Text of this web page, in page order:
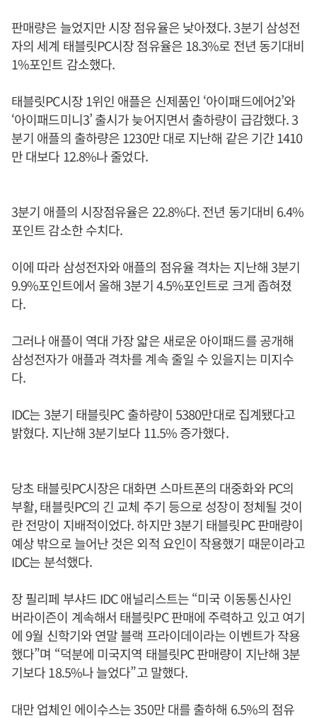
판매량은 늘었지만 시장 점유율은 낮아졌다. 3분기 삼성전
자의 세계 태블릿PC시장 점유율은 18.3%로 전년 동기대비
1%포인트 감소했다.
태블릿PC시장 1위인 애플은 신제품인 ‘아이패드에어2’와
‘아이패드미니3’ 출시가 늦어지면서 출하량이 급감했다. 3
분기 애플의 출하량은 1230만 대로 지난해 같은 기간 1410
만 대보다 12.8%나 줄었다.
3분기 애플의 시장점유율은 22.8%다. 전년 동기대비 6.4%
포인트 감소한 수치다.
이에 따라 삼성전자와 애플의 점유율 격차는 지난해 3분기
9.9%포인트에서 올해 3분기 4.5%포인트로 크게 좁혀졌
다.
그러나 애플이 역대 가장 얇은 새로운 아이패드를 공개해
삼성전자가 애플과 격차를 계속 줄일 수 있을지는 미지수
다.
IDC는 3분기 태블릿PC 출하량이 5380만대로 집계됐다고
밝혔다. 지난해 3분기보다 11.5% 증가했다.
당초 태블릿PC시장은 대화면 스마트폰의 대중화와 PC의
부활, 태블릿PC의 긴 교체 주기 등으로 성장이 정체될 것이
란 전망이 지배적이었다. 하지만 3분기 태블릿PC 판매량이
예상 밖으로 늘어난 것은 외적 요인이 작용했기 때문이라고
IDC는 분석했다.
장 필리페 부샤드 IDC 애널리스트는 “미국 이동통신사인
버라이즌이 계속해서 태블릿PC 판매에 주력하고 있고 여기
에 9월 신학기와 연말 블랙 프라이데이라는 이벤트가 작용
했다”며 “덕분에 미국지역 태블릿PC 판매량이 지난해 3분
기보다 18.5%나 늘었다”고 말했다.
대만 업체인 에이수스는 350만 대를 출하해 6.5%의 점유